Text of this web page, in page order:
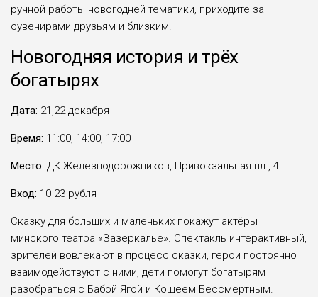
ручной работы новогодней тематики, приходите за
сувенирами друзьям и близким.
Новогодняя история и трёх
богатырях
Дата: 21,22 декабря
Время: 11:00, 14:00, 17:00
Место: ДК Железнодорожников, Привокзальная пл., 4
Вход: 10-23 рубля
Сказку для больших и маленьких покажут актёры
минского театра «Зазеркалье». Спектакль интерактивный,
зрителей вовлекают в процесс сказки, герои постоянно
взаимодействуют с ними, дети помогут богатырям
разобраться с Бабой Ягой и Кощеем Бессмертным.